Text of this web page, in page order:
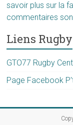
savoir plus sur la
commentaires
Liens Rugby
GTO77 Rugby
Page Facebook